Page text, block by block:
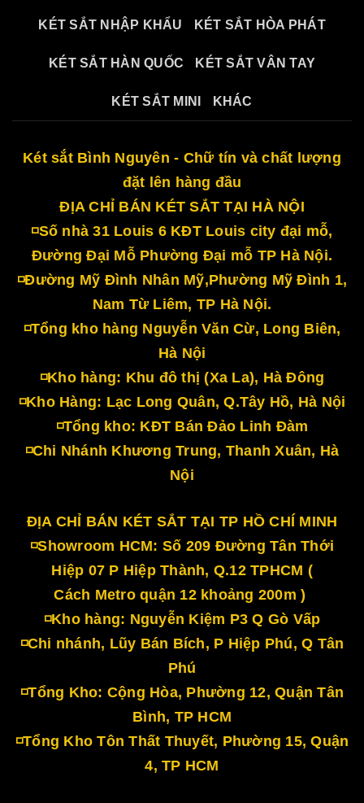
KÉT SẮT NHẬP KHẨU KÉT SẮT HÒA PHÁT
KÉT SẮT HÀN QUỐC KÉT SẮT VÂN TAY
KÉT SẮT MINI KHÁC
Két sắt Bình Nguyên - Chữ tín và chất lượng
đặt lên hàng đầu
ĐỊA CHỈ BÁN KÉT SẮT TẠI HÀ NỘI
◽Số nhà 31 Louis 6 KĐT Louis city đại mỗ,
Đường Đại Mỗ Phường Đại mỗ TP Hà Nội.
◽Đường Mỹ Đình Nhân Mỹ,Phường Mỹ Đình 1,
Nam Từ Liêm, TP Hà Nội.
◽Tổng kho hàng Nguyễn Văn Cừ, Long Biên,
Hà Nội
◽Kho hàng: Khu đô thị (Xa La), Hà Đông
◽Kho Hàng: Lạc Long Quân, Q.Tây Hồ, Hà Nội
◽Tổng kho: KĐT Bán Đảo Linh Đàm
◽Chi Nhánh Khương Trung, Thanh Xuân, Hà
Nội
ĐỊA CHỈ BÁN KÉT SẮT TẠI TP HỒ CHÍ MINH
◽Showroom HCM: Số 209 Đường Tân Thới
Hiệp 07 P Hiệp Thành, Q.12 TPHCM (
Cách Metro quận 12 khoảng 200m )
◽Kho hàng: Nguyễn Kiệm P3 Q Gò Vấp
◽Chi nhánh, Lũy Bán Bích, P Hiệp Phú, Q Tân
Phú
◽Tổng Kho: Cộng Hòa, Phường 12, Quận Tân
Bình, TP HCM
◽Tổng Kho Tôn Thất Thuyết, Phường 15, Quận
4, TP HCM